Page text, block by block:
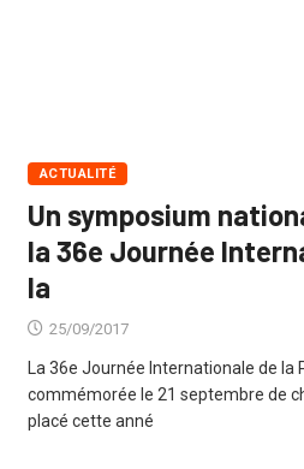
ACTUALITÉ
Un symposium
la 36e Journée
la
25/09/2017
La 36e Journée Internationale de la
commémorée le 21 septembre de
placé cette anné